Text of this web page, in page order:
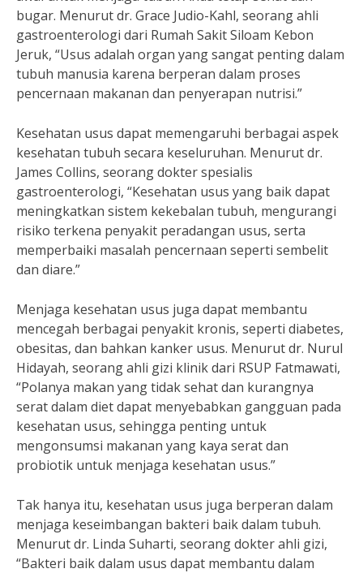
bugar. Menurut dr. Grace Judio-Kahl, seorang ahli
gastroenterologi dari Rumah Sakit Siloam Kebon
Jeruk, “Usus adalah organ yang sangat penting dalam
tubuh manusia karena berperan dalam proses
pencernaan makanan dan penyerapan nutrisi.”
Kesehatan usus dapat memengaruhi berbagai aspek
kesehatan tubuh secara keseluruhan. Menurut dr.
James Collins, seorang dokter spesialis
gastroenterologi, “Kesehatan usus yang baik dapat
meningkatkan sistem kekebalan tubuh, mengurangi
risiko terkena penyakit peradangan usus, serta
memperbaiki masalah pencernaan seperti sembelit
dan diare.”
Menjaga kesehatan usus juga dapat membantu
mencegah berbagai penyakit kronis, seperti diabetes,
obesitas, dan bahkan kanker usus. Menurut dr. Nurul
Hidayah, seorang ahli gizi klinik dari RSUP Fatmawati,
“Polanya makan yang tidak sehat dan kurangnya
serat dalam diet dapat menyebabkan gangguan pada
kesehatan usus, sehingga penting untuk
mengonsumsi makanan yang kaya serat dan
probiotik untuk menjaga kesehatan usus.”
Tak hanya itu, kesehatan usus juga berperan dalam
menjaga keseimbangan bakteri baik dalam tubuh.
Menurut dr. Linda Suharti, seorang dokter ahli gizi,
“Bakteri baik dalam usus dapat membantu dalam